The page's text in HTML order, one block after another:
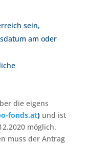
sein,
am oder
die eigens
fonds.at)und ist
möglich.
muss der Antrag